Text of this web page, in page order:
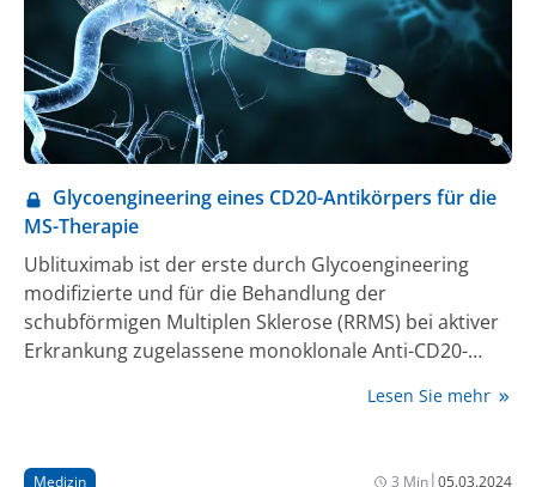
Vorbehandlung mit einer Basistherapie unterstreicht
(2, 3). Die berichteten Ergebnisse könnten ein Hinweis
darauf sein, dass die Krankheitsaktivität durch die
nachhaltige Reduktion der krankheitsrelevanten
Memory-B-Zellen kontrolliert wird (4, 5).
Glycoengineering eines CD20-Antikörpers für die
MS-Therapie
Ublituximab ist der erste durch Glycoengineering
modifizierte und für die Behandlung der
schubförmigen Multiplen Sklerose (RRMS) bei aktiver
Erkrankung zugelassene monoklonale Anti-CD20-
Ublituximab in Deutschland verfügbar.Lesen Sie mehr
Medizin 3 Min|05.03.2024